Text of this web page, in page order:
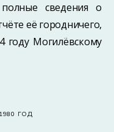
сведения о
её городничего,
году Могилёвскому
ГОД